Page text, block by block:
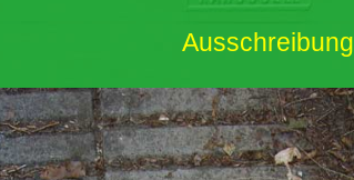
Ausschreibung